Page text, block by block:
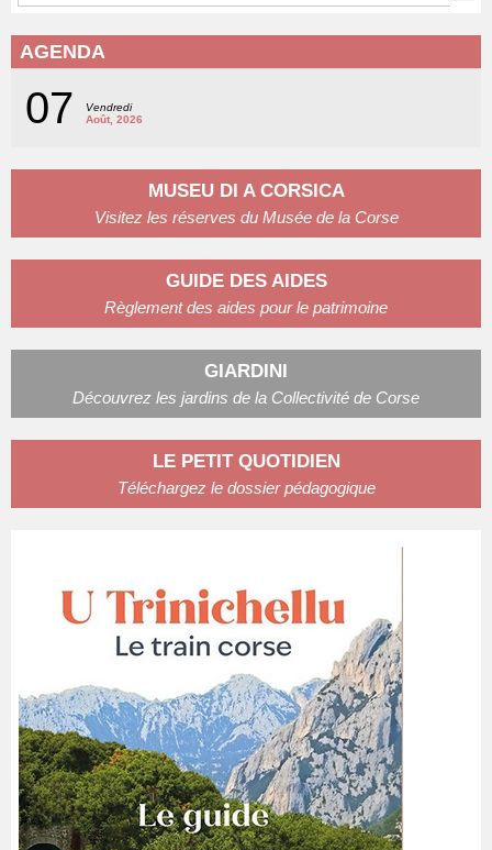
AGENDA
07
Vendredi
Août, 2026
MUSEU DI A CORSICA
Visitez les réserves du Musée de la Corse
GUIDE DES AIDES
Règlement des aides pour le patrimoine
GIARDINI
Découvrez les jardins de la Collectivité de Corse
LE PETIT QUOTIDIEN
Téléchargez le dossier pédagogique